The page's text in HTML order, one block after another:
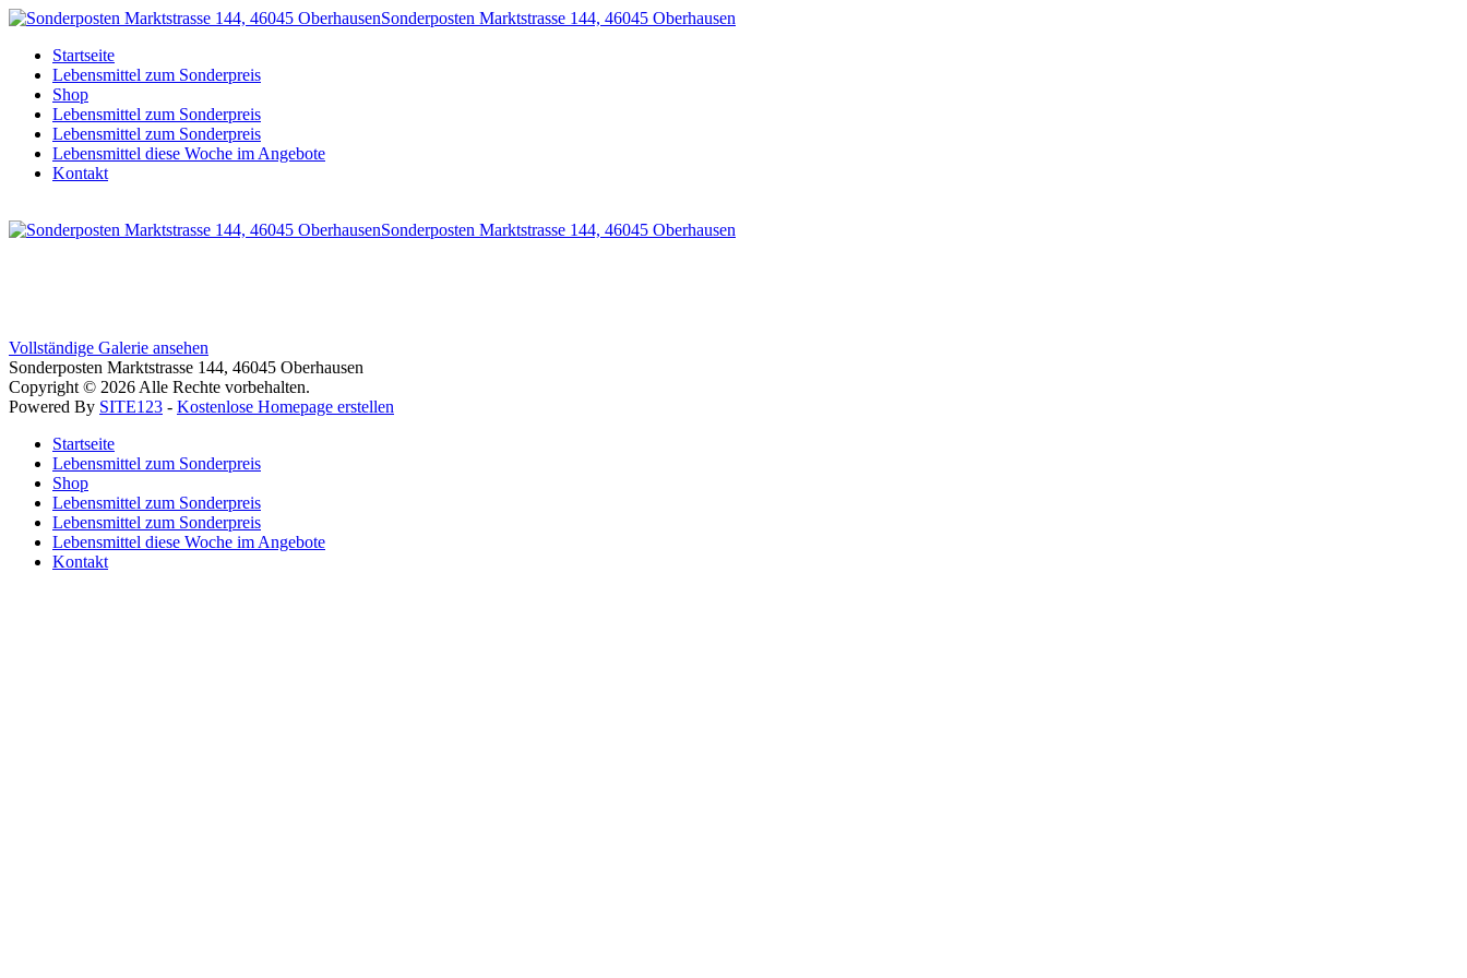
Sonderposten Marktstrasse 144, 46045 Oberhausen
Startseite
Lebensmittel zum Sonderpreis
Shop
Lebensmittel zum Sonderpreis
Lebensmittel zum Sonderpreis
Lebensmittel diese Woche im Angebote
Kontakt
Sonderposten Marktstrasse 144, 46045 Oberhausen
Vollständige Galerie ansehen
Sonderposten Marktstrasse 144, 46045 Oberhausen
Copyright © 2026 Alle Rechte vorbehalten.
Powered By SITE123 - Kostenlose Homepage erstellen
Startseite
Lebensmittel zum Sonderpreis
Shop
Lebensmittel zum Sonderpreis
Lebensmittel zum Sonderpreis
Lebensmittel diese Woche im Angebote
Kontakt